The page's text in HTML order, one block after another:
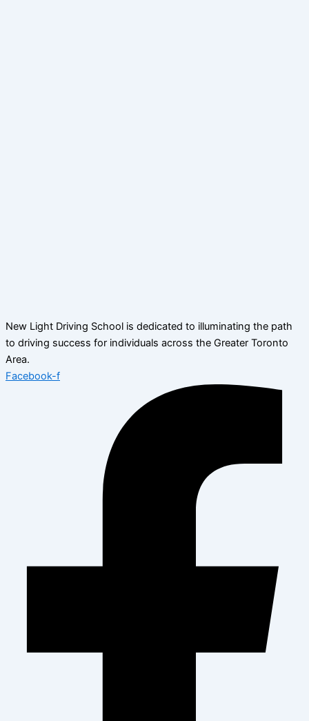
New Light Driving School is dedicated to illuminating the path
to driving success for individuals across the Greater Toronto
Area.
Facebook-f